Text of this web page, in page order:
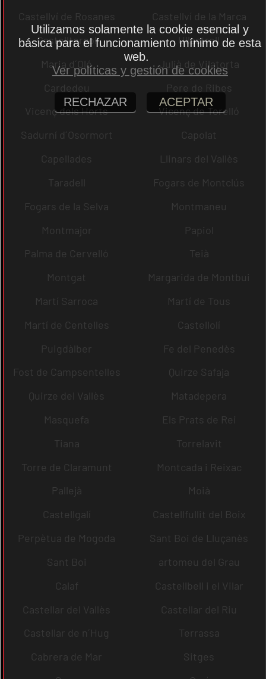
Castellví de Rosanes
Castellví de la Marca
Castellterçol
Ullastrell
Maria d´Oló
Julià de Vilatorta
Cardedeu
Pere de Ribes
Vicenç dels Horts
Vicenç de Torelló
Sadurní d´Osormort
Capolat
Capellades
Llinars del Vallès
Taradell
Fogars de Montclús
Fogars de la Selva
Montmaneu
Montmajor
Papiol
Palma de Cervelló
Teià
Montgat
Margarida de Montbui
Martí Sarroca
Martí de Tous
Martí de Centelles
Castellolí
Puigdàlber
Fe del Penedès
Fost de Campsentelles
Quirze Safaja
Quirze del Vallès
Matadepera
Masquefa
Els Prats de Rei
Tiana
Torrelavit
Torre de Claramunt
Montcada i Reixac
Pallejà
Moià
Castellgalí
Castellfullit del Boix
Perpètua de Mogoda
Sant Boi de Lluçanès
Sant Boi
artomeu del Grau
Calaf
Castellbell i el Vilar
Castellar del Vallès
Castellar del Riu
Castellar de n´Hug
Terrassa
Cabrera de Mar
Sitges
Utilizamos solamente la cookie esencial y
básica para el funcionamiento mínimo de esta
web.
Ver políticas y gestión de cookies
RECHAZAR ACEPTAR